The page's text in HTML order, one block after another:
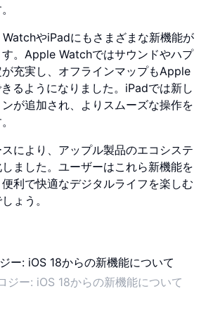
やiPadにもさまざまな新機能が
。Apple Watchではサウンドやハプ
充実し、オフラインマップもApple
るようになりました。iPadでは新し
が追加され、よりスムーズな操作を
により、アップル製品のエコシステ
ました。ユーザーはこれら新機能を
利で快適なデジタルライフを楽しむ
ょう。
ジー: iOS 18からの新機能について